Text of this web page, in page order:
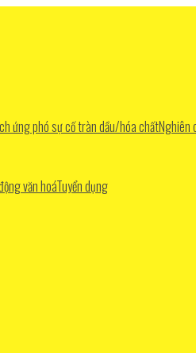
ứng phó sự cố tràn dầu/hóa chấtNghiên
văn hoáTuyển dụng